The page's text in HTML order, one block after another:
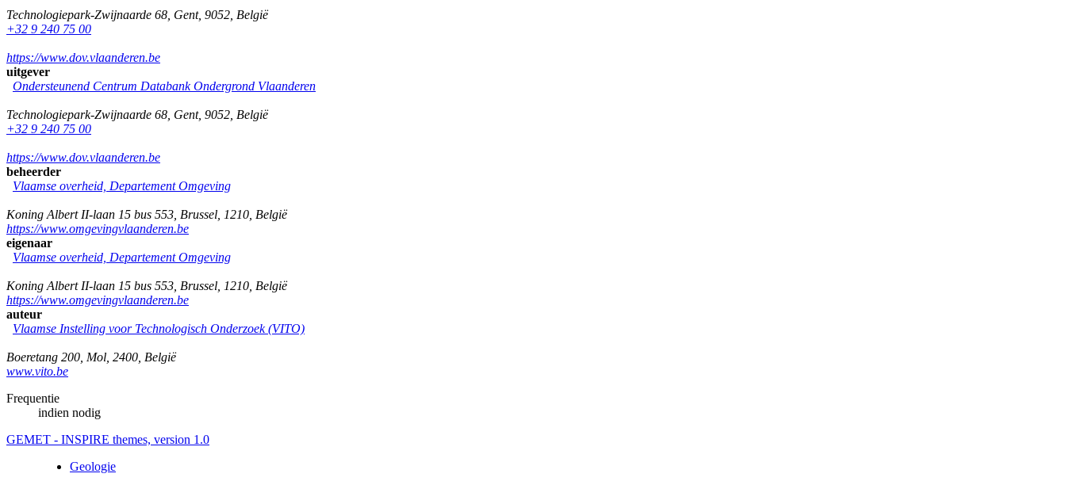
Technologiepark-Zwijnaarde 68 Gent, 9052 België
+32 9 240 75 00
https://www.dov.vlaanderen.be
uitgever
Ondersteunend Centrum Databank Ondergrond Vlaanderen
Technologiepark-Zwijnaarde 68 Gent, 9052 België
+32 9 240 75 00
https://www.dov.vlaanderen.be
beheerder
Vlaamse overheid, Departement Omgeving
Koning Albert II-laan 15 bus 553 Brussel 1210 België
https://www.omgevingvlaanderen.be
eigenaar
Vlaamse overheid, Departement Omgeving
Koning Albert II-laan 15 bus 553 Brussel 1210 België
https://www.omgevingvlaanderen.be
auteur
Vlaamse Instelling voor Technologisch Onderzoek (VITO)
Boeretang 200 Mol 2400 België
www.vito.be
Frequentie
indien nodig
GEMET - INSPIRE themes, version 1.0
Geologie